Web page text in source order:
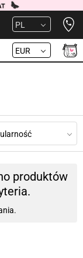
PL
EUR
produktów